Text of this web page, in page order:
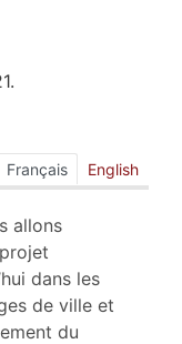
Français English
allons
dans les
de ville et
du